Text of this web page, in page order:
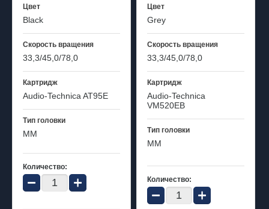
Цвет
Black
Скорость вращения
33,3/45,0/78,0
Картридж
Audio-Technica AT95E
Тип головки
MM
Количество:
− +
Цвет
Grey
Скорость вращения
33,3/45,0/78,0
Картридж
Audio-Technica
VM520EB
Тип головки
MM
Количество:
− +